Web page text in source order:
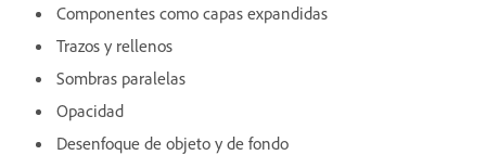
Componentes como capas expandidas
Trazos y rellenos
Sombras paralelas
Opacidad
Desenfoque de objeto y de fondo